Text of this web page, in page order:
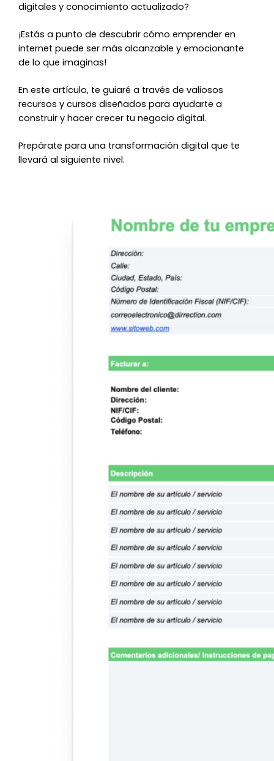
digitales y conocimiento actualizado?
¡Estás a punto de descubrir cómo emprender en
internet puede ser más alcanzable y emocionante
de lo que imaginas!
En este artículo, te guiaré a través de valiosos
recursos y cursos diseñados para ayudarte a
construir y hacer crecer tu negocio digital.
Prepárate para una transformación digital que te
llevará al siguiente nivel.